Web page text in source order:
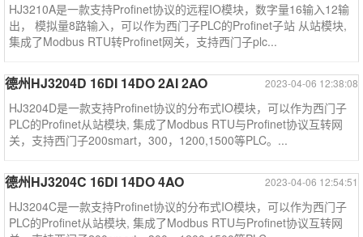
HJ3210A是一款支持Profinet协议的远程IO模块，数字量16输入12输
出， 模拟量8路输入，可以作为西门子PLC的Profinet子站 从站模块,
集成了Modbus RTU转Profinet网关，支持西门子plc...
2023-04-06 12:38:08
德州HJ3204D 16DI 14DO 2AI 2AO
HJ3204D是一款支持Profinet协议的分布式IO模块，可以作为西门子
PLC的Profinet从站模块, 集成了Modbus RTU与Profinet协议互转网
关，支持西门子200smart，300，1200,1500等PLC。...
2023-04-06 12:54:51
德州HJ3204C 16DI 14DO 4AO
HJ3204C是一款支持Profinet协议的分布式IO模块，可以作为西门子
PLC的Profinet从站模块, 集成了Modbus RTU与Profinet协议互转网